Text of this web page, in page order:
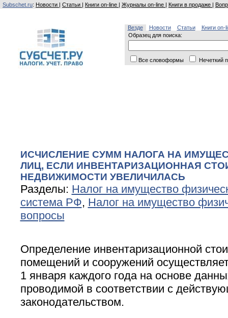
Subschet.ru: Новости | Статьи | Книги on-line | Журналы on-line | Книги в продаже |
Везде Новости Статьи
Книги on-
Образец для поиска:
Все словоформы Нечеткий
ИСЧИСЛЕНИЕ СУММ НАЛОГА НА
ЛИЦ, ЕСЛИ ИНВЕНТАРИЗАЦИОННАЯ
НЕДВИЖИМОСТИ УВЕЛИЧИЛАСЬ
Разделы: Налог на имущество
система РФ, Налог на имущество
вопросы
Определение инвентаризационной
помещений и сооружений
1 января каждого года на основе
проводимой в соответствии с
законодательством.